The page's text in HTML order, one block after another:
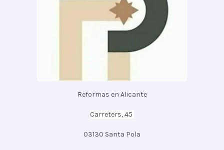
Reformas en Alicante
Carreters, 45
03130 Santa Pola